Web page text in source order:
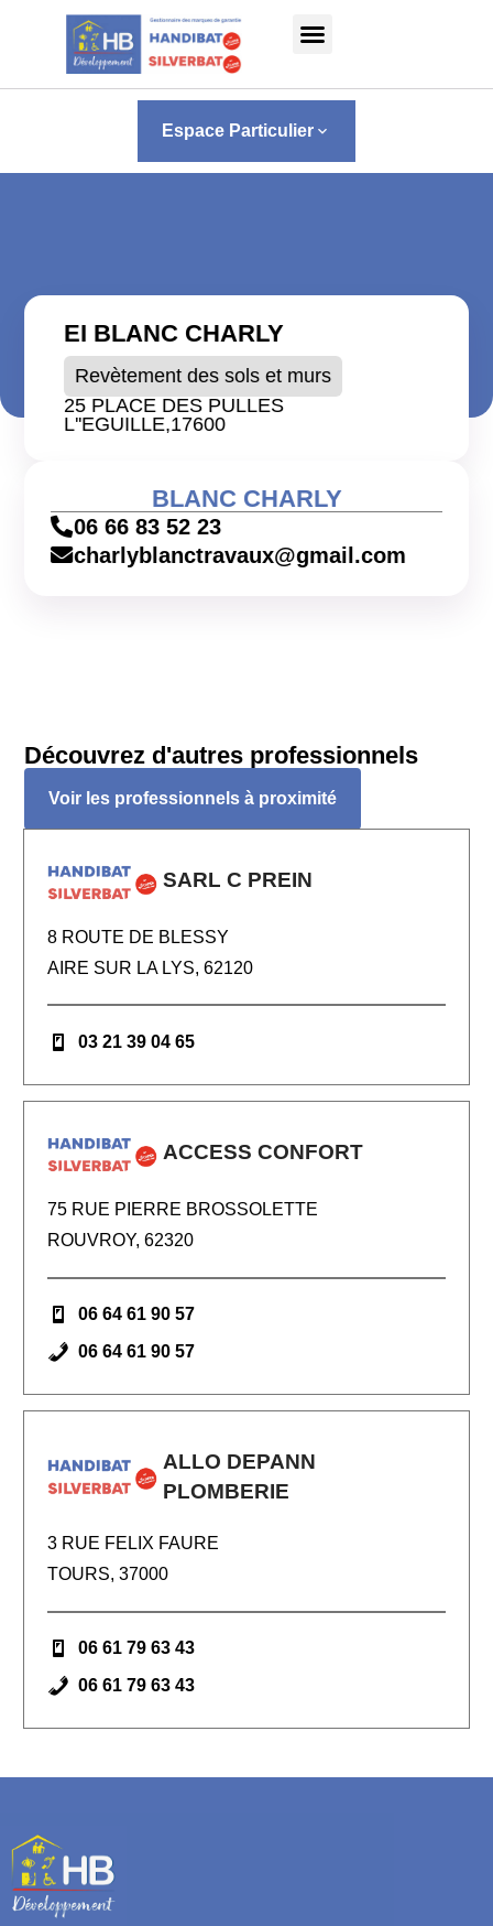
Panneau de gestion des cookies
Espace Particulier keyboard_arrow_down
EI BLANC CHARLY
Revètement des sols et murs
25 PLACE DES PULLES
L''EGUILLE,17600
BLANC CHARLY
06 66 83 52 23
charlyblanctravaux@gmail.com
Découvrez d'autres professionnels
Voir les professionnels à proximité
SARL C PREIN
8 ROUTE DE BLESSY
AIRE SUR LA LYS, 62120
03 21 39 04 65
ACCESS CONFORT
75 RUE PIERRE BROSSOLETTE
ROUVROY, 62320
06 64 61 90 57
06 64 61 90 57
ALLO DEPANN
PLOMBERIE
3 RUE FELIX FAURE
TOURS, 37000
06 61 79 63 43
06 61 79 63 43